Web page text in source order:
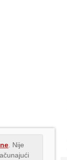
. Nije